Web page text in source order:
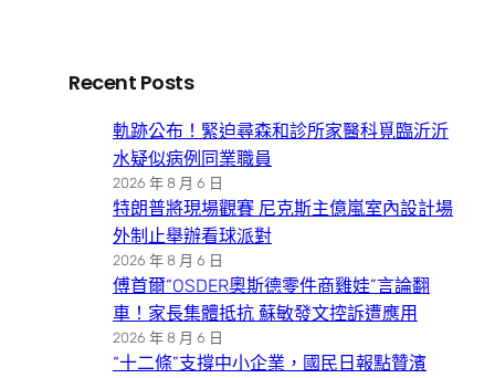
Recent Posts
軌跡公布！緊迫尋森和診所家醫科覓臨沂沂
水疑似病例同業職員
2026 年 8 月 6 日
特朗普將現場觀賽 尼克斯主億嵐室內設計場
外制止舉辦看球派對
2026 年 8 月 6 日
傅首爾“OSDER奧斯德零件商雞娃”言論翻
車！家長集體抵抗 蘇敏發文控訴遭應用
2026 年 8 月 6 日
“十二條”支撐中小企業，國民日報點贊濱